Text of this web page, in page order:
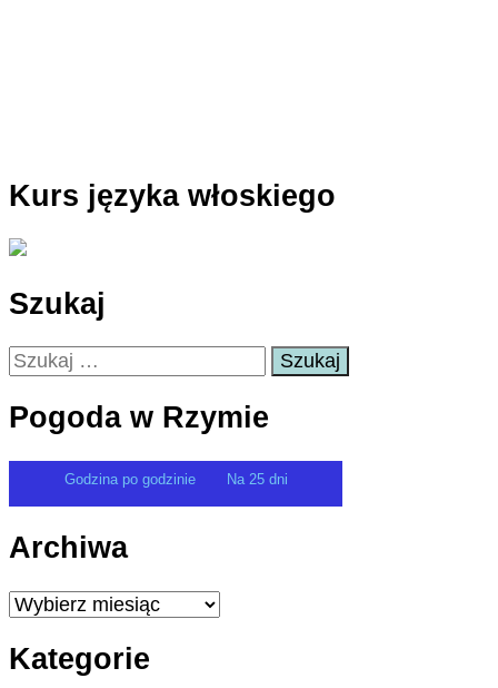
Kurs języka włoskiego
Szukaj
Szukaj:
Pogoda w Rzymie
Godzina po godzinie Na 25 dni
Archiwa
Archiwa
Kategorie